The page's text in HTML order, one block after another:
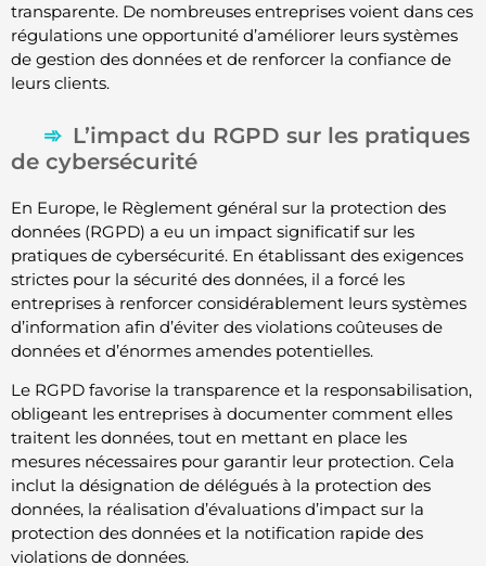
transparente. De nombreuses entreprises voient dans ces
régulations une opportunité d’améliorer leurs systèmes
de gestion des données et de renforcer la confiance de
leurs clients.
L’impact du RGPD sur les pratiques
de cybersécurité
En Europe, le Règlement général sur la protection des
données (RGPD) a eu un impact significatif sur les
pratiques de cybersécurité. En établissant des exigences
strictes pour la sécurité des données, il a forcé les
entreprises à renforcer considérablement leurs systèmes
d’information afin d’éviter des violations coûteuses de
données et d’énormes amendes potentielles.
Le RGPD favorise la transparence et la responsabilisation,
obligeant les entreprises à documenter comment elles
traitent les données, tout en mettant en place les
mesures nécessaires pour garantir leur protection. Cela
inclut la désignation de délégués à la protection des
données, la réalisation d’évaluations d’impact sur la
protection des données et la notification rapide des
violations de données.